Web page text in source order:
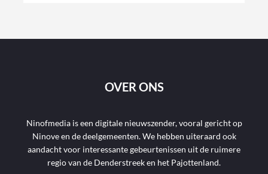
OVER ONS
Ninofmedia is een digitale nieuwszender, vooral gericht op
Ninove en de deelgemeenten. We hebben uiteraard ook
aandacht voor interessante gebeurtenissen uit de ruimere
regio van de Denderstreek en het Pajottenland.